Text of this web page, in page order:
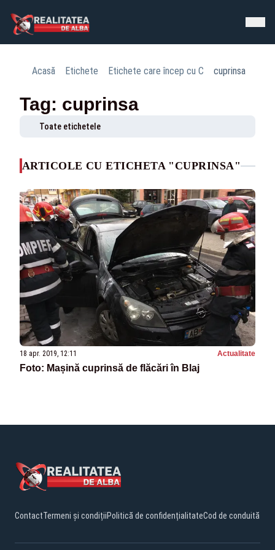
Acasă Etichete Etichete care încep cu C cuprinsa
Tag: cuprinsa
Toate etichetele
ARTICOLE CU ETICHETA "CUPRINSA"
18 apr. 2019, 12:11 Actualitate
Foto: Mașină cuprinsă de flăcări în Blaj
ContactTermeni și condițiiPolitică de confidențialitateCod de conduită